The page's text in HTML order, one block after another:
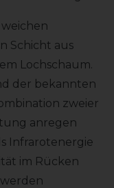
Schicht aus
Lochschaum.
der bekannten
zweier
anregen
Infrarotenergie
im Rücken